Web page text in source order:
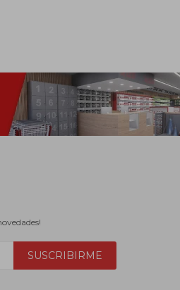
SUSCRIBIRME